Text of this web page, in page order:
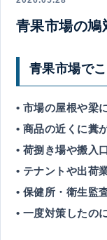
青果市場の鳩
青果市場で
• 市場の屋根や梁
• 商品の近くに糞
• 荷捌き場や搬入
• テナントや出荷
• 保健所・衛生監
• 一度対策したの